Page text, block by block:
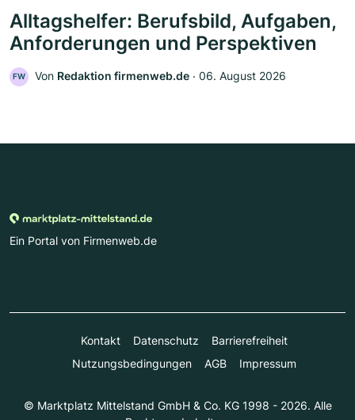
Alltagshelfer: Berufsbild, Aufgaben,
Anforderungen und Perspektiven
FW Von Redaktion firmenweb.de ‧ 06. August 2026
Ein Portal von Firmenweb.de
Kontakt Datenschutz
Barrierefreiheit
Nutzungsbedingungen
AGB Impressum
© Marktplatz Mittelstand GmbH & Co. KG 1998 - 2026. Alle